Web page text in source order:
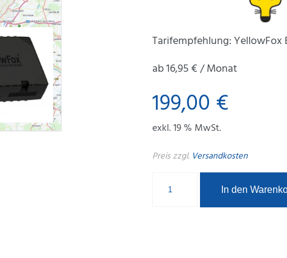
Tarifempfehlung: YellowFox
ab 16,95 € / Monat
199,00 €
exkl. 19 % MwSt.
Preis zzgl. Versandkosten
In den